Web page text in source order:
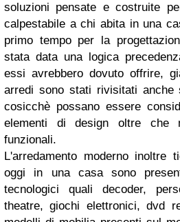
soluzioni pensate e costruite
calpestabile a chi abita in una
primo tempo per la
stata data una logica
essi avrebbero dovuto offrire,
arredi sono stati rivisitati
cosicchè possano essere
elementi di design oltre che
funzionali.
L'arredamento moderno inoltre
oggi in una casa sono
tecnologici quali decoder,
theatre, giochi elettronici, dvd